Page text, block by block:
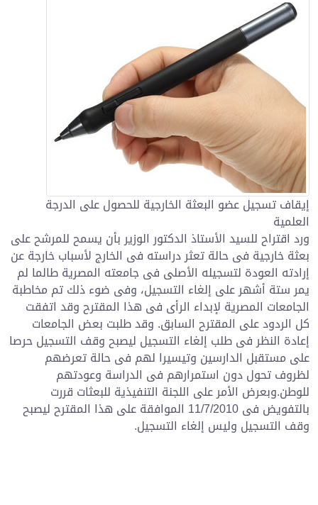
إيقاف تسجيل عضو البعثة الخارجية للحصول على الدرجة
العلمية
ورد اقتراح للسيد الأستاذ الدكتور الوزير بأن يسمح للمرشح على
بعثة خارجية فى حالة تعثر دراسته فى الخارج لأسباب خارجة عن
إرادته العودة لتسجيله الأصلى فى جامعته المصرية طالما لم
يمر ستة أشهر على إلغاء التسجيل، وفى ضوء ذلك تم مخاطبة
الجامعات المصرية لإبداء الرأى فى هذا المقترح وقد اتفقت
كل الردود على المقترح السابق. وقد طلبت بعض الجامعات
إعادة النظر فى طلب إلغاء التسجيل ليصبح وقف التسجيل حرصا
على مستقبل الدارسين وتيسيرا لهم فى حالة تعرضهم
لظروف تحول دون استمرارهم فى الدراسة وعودتهم
للوطن.وبعرض الأمر على اللجنة التنفيذية للبعثات قررت
بالتفويض فى 11/7/2010 الموافقة على هذا المقترح ليصبح
وقف التسجيل وليس إلغاء التسجيل.